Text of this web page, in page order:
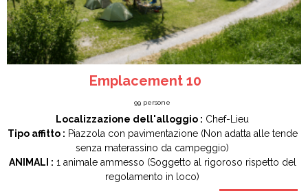
Emplacement 10
99 persone
Localizzazione dell'alloggio : Chef-Lieu
Tipo affitto : Piazzola con pavimentazione (Non adatta alle tende
senza materassino da campeggio)
ANIMALI : 1 animale ammesso (Soggetto al rigoroso rispetto del
regolamento in loco)